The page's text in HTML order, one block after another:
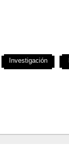
Investigación